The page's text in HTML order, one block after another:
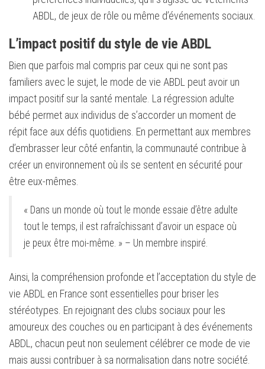
ABDL, de jeux de rôle ou même d’événements sociaux.
L’impact positif du style de vie ABDL
Bien que parfois mal compris par ceux qui ne sont pas
familiers avec le sujet, le mode de vie ABDL peut avoir un
impact positif sur la santé mentale. La régression adulte
bébé permet aux individus de s’accorder un moment de
répit face aux défis quotidiens. En permettant aux membres
d’embrasser leur côté enfantin, la communauté contribue à
créer un environnement où ils se sentent en sécurité pour
être eux-mêmes.
« Dans un monde où tout le monde essaie d’être adulte
tout le temps, il est rafraîchissant d’avoir un espace où
je peux être moi-même. » – Un membre inspiré.
Ainsi, la compréhension profonde et l’acceptation du style de
vie ABDL en France sont essentielles pour briser les
stéréotypes. En rejoignant des clubs sociaux pour les
amoureux des couches ou en participant à des événements
ABDL, chacun peut non seulement célébrer ce mode de vie
mais aussi contribuer à sa normalisation dans notre société.